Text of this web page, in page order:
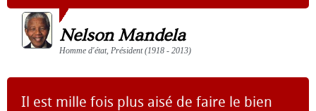
Nelson Mandela
Homme d'état, Président (1918 - 2013)
Il est mille fois plus aisé de faire le bien